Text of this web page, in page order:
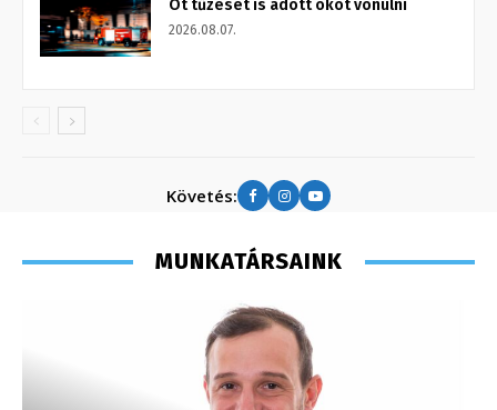
Öt tűzeset is adott okot vonulni
2026.08.07.
Követés:
MUNKATÁRSAINK